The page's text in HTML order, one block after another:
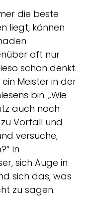
die beste
liegt, können
oft nur
schon denkt.
Meister in der
bin. „Wie
auch noch
Vorfall und
versuche,
In
sich Auge in
sich das, was
zu sagen.